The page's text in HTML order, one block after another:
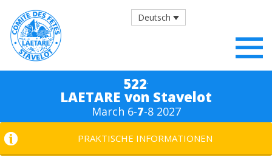
Deutsch
522.
LAETARE von Stavelot
March 6-7-8 2027
PRAKTISCHE INFORMATIONEN